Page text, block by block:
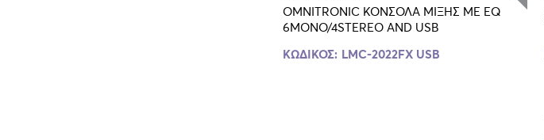
OMNITRONIC ΚΟΝΣΟΛΑ ΜΙΞΗΣ ΜΕ EQ
6MONO/4STEREO AND USB
ΚΩΔΙΚΟΣ: LMC-2022FX USB